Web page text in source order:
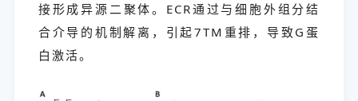
接形成异源二聚体。ECR通过与细胞外组分结
合介导的机制解离，引起7TM重排，导致G蛋
白激活。